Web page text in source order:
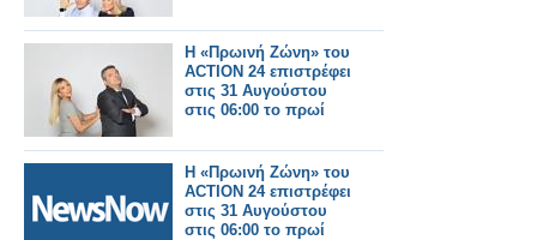
Η «Πρωινή Ζώνη» του
ACTION 24 επιστρέφει
στις 31 Αυγούστου
στις 06:00 το πρωί
Η «Πρωινή Ζώνη» του
ACTION 24 επιστρέφει
στις 31 Αυγούστου
στις 06:00 το πρωί